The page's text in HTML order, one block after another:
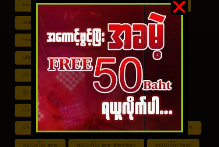
Free ငါး ပစ် ဂိမ်း Myanmar ကာစီနို Online ငါး ဂိမ်း apk
online ငါး ပစ် ဂိမ်းapp Shan Koe Mee ငါး ပစ် ဂိမ်း
Shwe ကာစီနို APK UFABET ufabet888
ufabet เข้าสู่ระบบ ကာစီနို app ကာစီနို ဂိမ်း
ကာစီနို ငါး ပစ် ဂိမ်း ကာစီနို စလော့ဂိမ်း ကျွဲ စလော့ဂိမ်း
ဂိုး ပေါင်း လောင်း နည်း ငါး ဂိမ်း ငွေ အကောင် ဆုံး
ငါးပစ်ဂိမ်း App download ငါး ပစ် ဂိမ်း link
ငါး ပစ် ဂိမ်း ဆော့ နည်း ငါး ပစ် ဂိမ်း ပိုက်ဆံ ရ စလော့ဂိမ်း APK
စလော့ဂိမ်း app စလော့ဂိမ်း app download စလော့ဂိမ်း hack